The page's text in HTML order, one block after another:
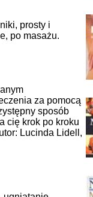
prosty i
po masażu.
za pomocą
sposób
cię krok po kroku
Lucinda Lidell,